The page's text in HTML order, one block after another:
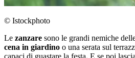
© Istockphoto
Le zanzare sono le grandi nemiche
cena in giardino o una serata sul
capaci di guastare la festa. E se poi